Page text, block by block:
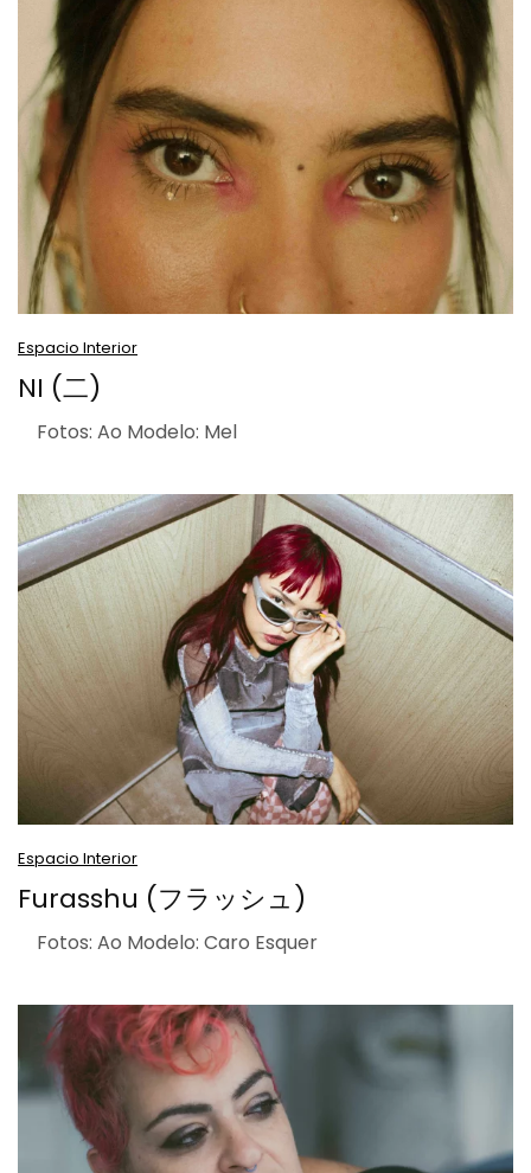
Espacio Interior
NI (二)
Fotos: Ao Modelo: Mel
Espacio Interior
Furasshu (フラッシュ)
Fotos: Ao Modelo: Caro Esquer